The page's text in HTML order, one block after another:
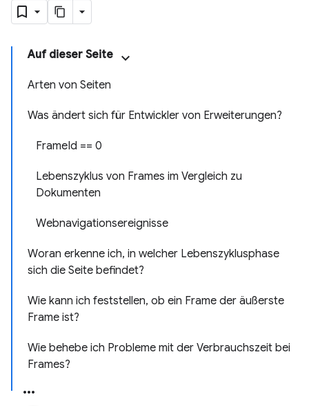
Auf dieser Seite
Arten von Seiten
Was ändert sich für Entwickler von Erweiterungen?
FrameId == 0
Lebenszyklus von Frames im Vergleich zu
Dokumenten
Webnavigationsereignisse
Woran erkenne ich, in welcher Lebenszyklusphase
sich die Seite befindet?
Wie kann ich feststellen, ob ein Frame der äußerste
Frame ist?
Wie behebe ich Probleme mit der Verbrauchszeit bei
Frames?